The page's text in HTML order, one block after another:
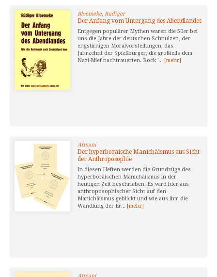
Bloemeke, Rüdiger
Der Anfang vom Untergang des Abendlandes
Entgegen populärer Mythen waren die 50er bei
uns die Jahre der deutschen Schnulzen, der
engstirnigen Moralvorstellungen, das
Jahrzehnt der Spießbürger, die großteils dem
Nazi-Mief nachtrauerten. Rock '... [mehr]
Atmani
Der hyperboräische Manichäismus aus Sicht
der Anthroposophie
In diesen Heften werden die Grundzüge des
hyperboräischen Manichäismus in der
heutigen Zeit beschrieben. Es wird hier aus
anthroposophischer Sicht auf den
Manichäismus geblickt und wie aus ihm die
Wandlung der Er... [mehr]